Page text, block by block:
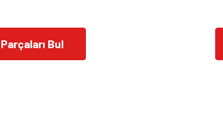
Parçaları Bul